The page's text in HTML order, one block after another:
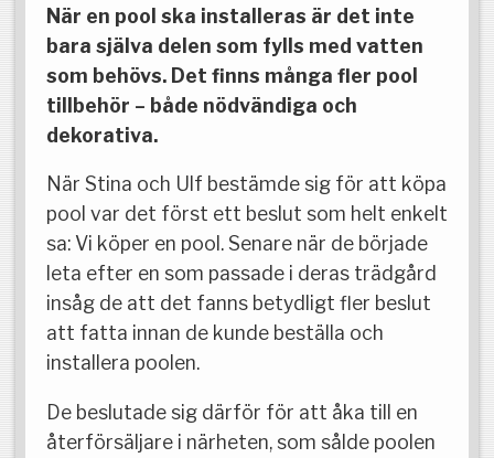
När en pool ska installeras är det inte
bara själva delen som fylls med vatten
som behövs. Det finns många fler pool
tillbehör – både nödvändiga och
dekorativa.
När Stina och Ulf bestämde sig för att köpa
pool var det först ett beslut som helt enkelt
sa: Vi köper en pool. Senare när de började
leta efter en som passade i deras trädgård
insåg de att det fanns betydligt fler beslut
att fatta innan de kunde beställa och
installera poolen.
De beslutade sig därför för att åka till en
återförsäljare i närheten, som sålde poolen